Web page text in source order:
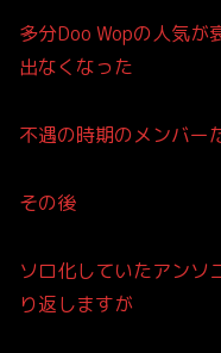
多分Doo Wopの人気が
出なくなった
不遇の時期のメンバー
その後
ソロ化していたアンソ
り返しますが